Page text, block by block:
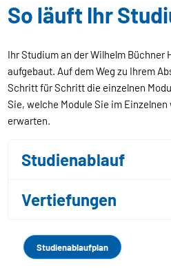
So läuft Ihr
Ihr Studium an der Wilhelm Büchner
aufgebaut. Auf dem Weg zu Ihrem
Schritt für Schritt die einzelnen
Sie, welche Module Sie im
erwarten.
Studienablauf
Vertiefungen
Studienablaufplan